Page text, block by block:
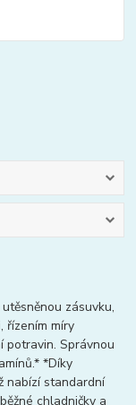
zásuvku,
řízením míry
potravin. Správnou
*Díky
nabízí standardní
chladničky a